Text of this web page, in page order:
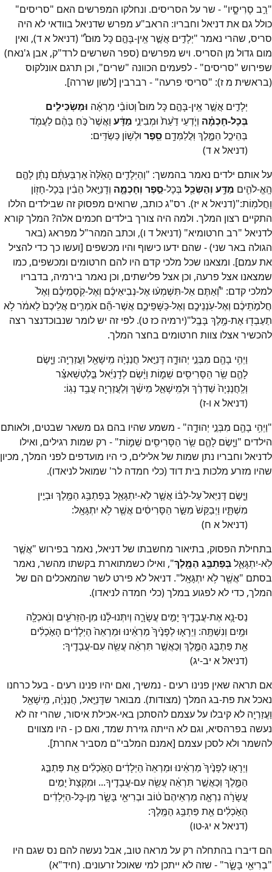
"רַ֣ב סָרִיסָ֑יו" - שר על הסריסים. ונחלקו המפרשים האם "סריסים"
כולל גם את דניאל וחבריו: הראב"ע מפרש שדניאל בוודאי לא היה
סריס, שהרי נאמר "יְלָדִ֣ים אֲשֶׁ֣ר אֵֽין-בָּהֶ֣ם כָּל מוּם֩" (דניאל א ד), ואין
מום גדול מן הסריס. ויש מפרשים (ספר השרשים לרד"ק, אבן ג'נאח)
שפירוש "סריסים" - לפעמים הכוונה "שרים", וכן תרגם אונלקוס
(בראשית מ ז): "סריסי פרעה" - רברבין [לשון שררה].
יְלָדִ֣ים אֲשֶׁ֣ר אֵֽין-בָּהֶ֣ם כָּל מוּם֩ וְטוֹבֵ֨י מַרְאֶ֜ה וּמַשְׂכִּילִ֣ים
בְּכָל-חָכְמָ֗ה וְיֹ֤דְעֵי דַ֙עַת֙ וּמְבִינֵ֣י מַדָּ֔ע וַאֲשֶׁר֙ כֹּ֣חַ בָּהֶ֔ם לַעֲמֹ֖ד
בְּהֵיכַ֣ל הַמֶּ֑לֶךְ וּֽלֲלַמְּדָ֥ם סֵ֖פֶר וּלְשׁ֥וֹן כַּשְׂדִּֽים:
(דניאל א ד)
על אותם ילדים נאמר בהמשך: "וְהַיְלָדִ֤ים הָאֵ֙לֶּה֙ אַרְבַּעְתָּ֔ם נָתַ֨ן לָהֶ֧ם
הָֽאֱ-לֹהִ֛ים מַדָּ֥ע וְהַשְׂכֵּ֖ל בְּכָל-סֵ֣פֶר וְחָכְמָ֑ה וְדָנִיֵּ֣אל הֵבִ֔ין בְּכָל-חָז֖וֹן
וַחֲלֹמֽוֹת:"(דניאל א יז). רס"ג כותב, שרואים מפסוק זה שבילדים הללו
התקיים רצון המלך. ולמה היה צורך בילדים חכמים אלה? המלך קורא
לדניאל "רב חרטומיא" (דניאל ד ו), וכתב המהר"ל מפראג (באר
הגולה באר שני) - שהם ידעו כישוף והיו מכשפים [ועשו כך כדי להציל
את עמם]. ומצאנו שכל מלכי קדם היו להם חרטומים ומכשפים, כמו
שמצאנו אצל פרעה, וכן אצל פלישתים, וכן נאמר בירמיה, בדבריו
למלכי קדם: "וְ֠אַתֶּם אַל-תִּשְׁמְע֨וּ אֶל-נְבִיאֵיכֶ֜ם וְאֶל-קֹֽסְמֵיכֶ֗ם וְאֶל֙
חֲלֹמֹ֣תֵיכֶ֔ם וְאֶל-עֹֽנְנֵיכֶ֖ם וְאֶל-כַּשָּׁפֵיכֶ֑ם אֲשֶׁר-הֵ֞ם אֹמְרִ֤ים אֲלֵיכֶם֙ לֵאמֹ֔ר לֹ֥א
תַעַבְד֖וּ אֶת-מֶ֥לֶךְ בָּבֶֽל"(ירמיה כז ט). לפי זה יש לומר שנבוכדנצר רצה
להכשיר אצלו צוות חרטומים בחצר המלך.
וַיְהִ֥י בָהֶ֖ם מִבְּנֵ֣י יְהוּדָ֑ה דָּנִיֵּ֣אל חֲנַנְיָ֔ה מִֽישָׁאֵ֖ל וַעֲזַרְיָֽה: וַיָּ֧שֶׂם
לָהֶ֛ם שַׂ֥ר הַסָּרִיסִ֖ים שֵׁמ֑וֹת וַיָּ֨שֶׂם לְדָֽנִיֵּ֜אל בֵּ֣לְטְשַׁאצַּ֗ר
וְלַֽחֲנַנְיָה֙ שַׁדְרַ֔ךְ וּלְמִֽישָׁאֵ֣ל מֵישַׁ֔ךְ וְלַעֲזַרְיָ֖ה עֲבֵ֥ד נְגֽוֹ:
(דניאל א ו-ז)
"וַיְהִ֥י בָהֶ֖ם מִבְּנֵ֣י יְהוּדָ֑ה" - משמע שהיו בהם גם משאר שבטים, ולאותם
הילדים "וַיָּ֧שֶׂם לָהֶ֛ם שַׂ֥ר הַסָּרִיסִ֖ים שֵׁמ֑וֹת" - רק שמות רגילים, ואילו
לדניאל וחבריו נתן שמות של אלילים, כי היו מועדפים לפני המלך, מכיון
שהיו מזרע מלכות בית דוד (כלי חמדה לר' שמואל לניאדו).
וַיָּ֤שֶׂם דָּנִיֵּאל֙ עַל-לִבּ֔וֹ אֲשֶׁ֧ר לֹֽא-יִתְגָּאַ֛ל בְּפַתְבַּ֥ג הַמֶּ֖לֶךְ וּבְיֵ֣ין
מִשְׁתָּ֑יו וַיְבַקֵּשׁ֙ מִשַּׂ֣ר הַסָּרִיסִ֔ים אֲשֶׁ֖ר לֹ֥א יִתְגָּאָֽל:
(דניאל א ח)
בתחילת הפסוק, בתיאור מחשבתו של דניאל, נאמר בפירוש "אֲשֶׁ֧ר
לֹֽא-יִתְגָּאַ֛לבְּפַתְבַּ֥ג הַמֶּ֖לֶךְ", ואילו כשמתוארת בקשתו מהשר, נאמר
בסתם "אֲשֶׁ֖ר לֹ֥א יִתְגָּאָֽל". דניאל לא פירט לשר שהמאכלים הם של
המלך, כדי לא לפגוע במלך (כלי חמדה לניאדו).
נַס-נָ֥א אֶת-עֲבָדֶ֖יךָ יָמִ֣ים עֲשָׂרָ֑ה וְיִתְּנוּ-לָ֜נוּ מִן-הַזֵּרֹעִ֛ים וְנֹאכְלָ֖ה
וּמַ֥יִם וְנִשְׁתֶּֽה: וְיֵרָא֤וּ לְפָנֶ֙יךָ֙ מַרְאֵ֔ינוּ וּמַרְאֵה֙ הַיְלָדִ֔ים הָאֹ֣כְלִ֔ים
אֵ֖ת פַּתְבַּ֣ג הַמֶּ֑לֶךְ וְכַאֲשֶׁ֣ר תִּרְאֵ֔ה עֲשֵׂ֖ה עִם-עֲבָדֶֽיךָ:
(דניאל א יב-יג)
אם תראה שאין פנינו רעים - נמשיך, ואם יהיו פנינו רעים - בעל כרחנו
נאכל את פת-בג המלך (מצודות). מבואר שדָּנִיֵּ֣אל, חֲנַנְיָ֔ה, מִֽישָׁאֵ֖ל
וַעֲזַרְיָֽה לא קיבלו על עצמם להסתכן באי-אכילת איסור, שהרי זה לא
נעשה בפרהסיא, וגם לא הייתה גזירת שמד, ואם כן - היו מצווים
להשמר ולא לסכן עצמם [אמנם המלבי"ם מסביר אחרת].
וְיֵרָא֤וּ לְפָנֶ֙יךָ֙ מַרְאֵ֔ינוּ וּמַרְאֵה֙ הַיְלָדִ֔ים הָאֹ֣כְלִ֔ים אֵ֖ת פַּתְבַּ֣ג
הַמֶּ֑לֶךְ וְכַאֲשֶׁ֣ר תִּרְאֵ֔ה עֲשֵׂ֖ה עִם-עֲבָדֶֽיךָ... וּמִקְצָת֙ יָמִ֣ים
עֲשָׂרָ֔ה נִרְאָ֤ה מַרְאֵיהֶם֙ ט֔וֹב וּבְרִיאֵ֖י בָּשָׂ֑ר מִן-כָּל-הַיְלָדִ֔ים
הָאֹ֣כְלִ֔ים אֵ֖ת פַּתְבַּ֥ג הַמֶּֽלֶךְ:
(דניאל א יג-טו)
הם דיברו בהתחלה רק על מראה טוב, אבל נעשה להם נס שגם היו
"בְרִיאֵ֖י בָּשָׂ֑ר" - שזה לא ייתכן למי שאוכל זרעונים. (חיד"א)